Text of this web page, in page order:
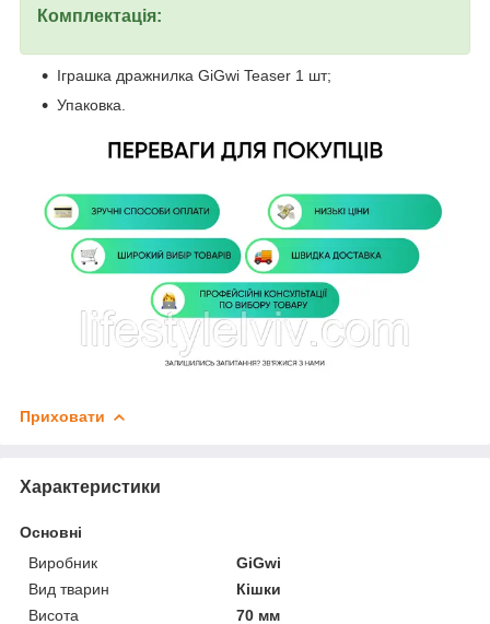
Комплектація:
Іграшка дражнилка GiGwi Teaser 1 шт;
Упаковка.
Приховати
Характеристики
Основні
Виробник
GiGwi
Вид тварин
Кішки
Висота
70 мм